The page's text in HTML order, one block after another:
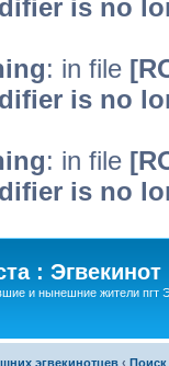
is no
: in file
is no
: in file
is no
: Эгвекинот
и нынешние жители пгт
эгвекинотцев ‹ Поиск